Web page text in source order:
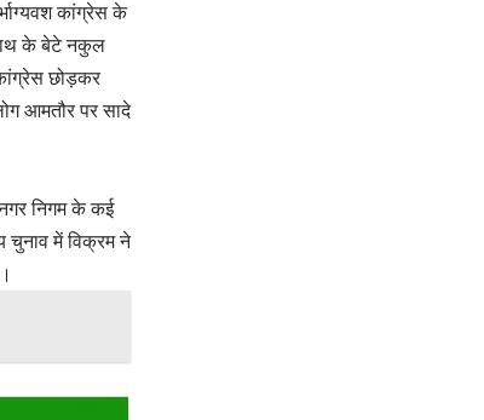
कांग्रेस के
के बेटे नकुल
छोड़कर
आमतौर पर सादे
निगम के कई
चुनाव में विक्रम ने